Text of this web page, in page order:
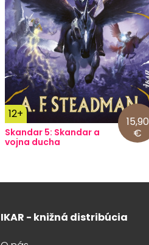
12+
15,90
€
Skandar 5: Skandar a
vojna ducha
IKAR - knižná distribúcia